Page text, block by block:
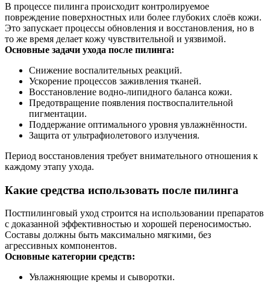
В процессе пилинга происходит контролируемое
повреждение поверхностных или более глубоких слоёв кожи.
Это запускает процессы обновления и восстановления, но в
то же время делает кожу чувствительной и уязвимой.
Основные задачи ухода после пилинга:
Снижение воспалительных реакций.
Ускорение процессов заживления тканей.
Восстановление водно-липидного баланса кожи.
Предотвращение появления поствоспалительной
пигментации.
Поддержание оптимального уровня увлажнённости.
Защита от ультрафиолетового излучения.
Период восстановления требует внимательного отношения к
каждому этапу ухода.
Какие средства использовать после пилинга
Постпилинговый уход строится на использовании препаратов
с доказанной эффективностью и хорошей переносимостью.
Составы должны быть максимально мягкими, без
агрессивных компонентов.
Основные категории средств:
Увлажняющие кремы и сыворотки.